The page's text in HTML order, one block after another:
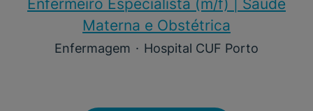
Enfermeiro Especialista (m/f)​ | Saúde
Materna e Obstétrica
Enfermagem · Hospital CUF Porto